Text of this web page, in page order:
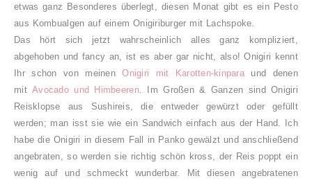
etwas ganz Besonderes überlegt, diesen Monat gibt es ein Pesto
aus Kombualgen auf einem Onigiriburger mit Lachspoke.
Das hört sich jetzt wahrscheinlich alles ganz kompliziert,
abgehoben und fancy an, ist es aber gar nicht, also! Onigiri kennt
Ihr schon von meinenOnigiri mit Karotten-kinparaund denen
mitAvocado und Himbeeren. Im Großen & Ganzen sind Onigiri
Reisklopse aus Sushireis, die entweder gewürzt oder gefüllt
werden; man isst sie wie ein Sandwich einfach aus der Hand. Ich
habe die Onigiri in diesem Fall in Panko gewälzt und anschließend
angebraten, so werden sie richtig schön kross, der Reis poppt ein
wenig auf und schmeckt wunderbar.
Mit diesen angebratenen